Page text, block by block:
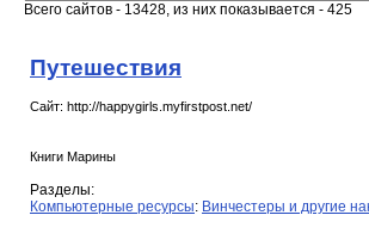
Всего сайтов - 13428, из них показывается - 425
Путешествия
Сайт: http://happygirls.myfirstpost.net/
Книги Марины
Разделы:
Компьютерные ресурсы: Винчестеры и другие